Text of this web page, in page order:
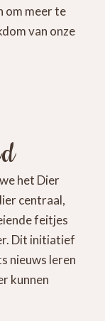
om meer te
van onze
het Dier
centraal,
feitjes
Dit initiatief
nieuws leren
kunnen